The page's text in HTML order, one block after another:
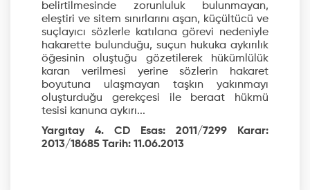
belirtilmesinde zorunluluk bulunmayan,
eleştiri ve sitem sınırlarını aşan, küçültücü ve
suçlayıcı sözlerle katılana görevi nedeniyle
hakarette bulunduğu, suçun hukuka aykırılık
öğesinin oluştuğu gözetilerek hükümlülük
karan verilmesi yerine sözlerin hakaret
boyutuna ulaşmayan taşkın yakınmayı
oluşturduğu gerekçesi ile beraat hükmü
tesisi kanuna aykırı...
Yargıtay 4. CD Esas: 2011/7299 Karar:
2013/18685 Tarih: 11.06.2013